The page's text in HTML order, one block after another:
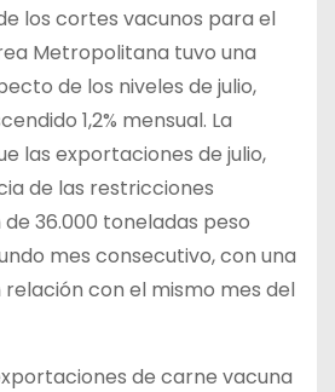
los cortes vacunos para el
Metropolitana tuvo una
de los niveles de julio,
1,2% mensual. La
las exportaciones de julio,
de las restricciones
36.000 toneladas peso
mes consecutivo, con una
relación con el mismo mes del
de carne vacuna